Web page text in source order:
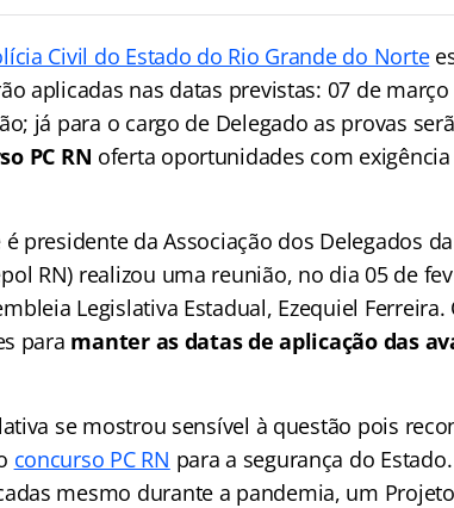
Civil do Estado do Rio Grande do Norte
aplicadas nas datas previstas: 07 de
já para o cargo de Delegado as provas
PC RN oferta oportunidades com
presidente da Associação dos Delegados
RN) realizou uma reunião, no dia 05 de
Legislativa Estadual, Ezequiel
para manter as datas de aplicação das
se mostrou sensível à questão pois
concurso PC RN para a segurança do
mesmo durante a pandemia, um